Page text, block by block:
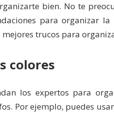
bien. No te
para organizar
trucos para
colores
los expertos para
Por ejemplo, puedes